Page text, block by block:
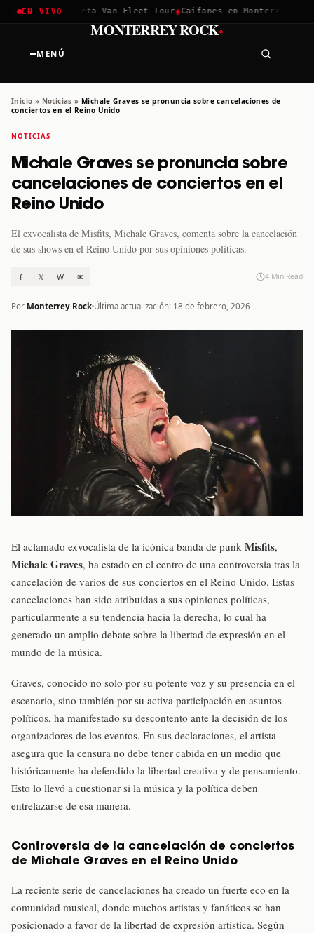
EN VIVO
2026 ✱Greta Van Fleet Tour✱Caifanes en Monterrey · 12
MENÚ
MONTERREY ROCK·
Inicio » Noticias » Michale Graves se pronuncia sobre cancelaciones de
conciertos en el Reino Unido
NOTICIAS
Michale Graves se pronuncia sobre
cancelaciones de conciertos en el
Reino Unido
El exvocalista de Misfits, Michale Graves, comenta sobre la cancelación
de sus shows en el Reino Unido por sus opiniones políticas.
f 𝕏 W ✉ 4 Min Read
Por Monterrey Rock Última actualización: 18 de febrero, 2026
El aclamado exvocalista de la icónica banda de punk Misfits,
Michale Graves, ha estado en el centro de una controversia tras la
cancelación de varios de sus conciertos en el Reino Unido. Estas
cancelaciones han sido atribuidas a sus opiniones políticas,
particularmente a su tendencia hacia la derecha, lo cual ha
generado un amplio debate sobre la libertad de expresión en el
mundo de la música.
Graves, conocido no solo por su potente voz y su presencia en el
escenario, sino también por su activa participación en asuntos
políticos, ha manifestado su descontento ante la decisión de los
organizadores de los eventos. En sus declaraciones, el artista
asegura que la censura no debe tener cabida en un medio que
históricamente ha defendido la libertad creativa y de pensamiento.
Esto lo llevó a cuestionar si la música y la política deben
entrelazarse de esa manera.
Controversia de la cancelación de conciertos
de Michale Graves en el Reino Unido
La reciente serie de cancelaciones ha creado un fuerte eco en la
comunidad musical, donde muchos artistas y fanáticos se han
posicionado a favor de la libertad de expresión artística. Según